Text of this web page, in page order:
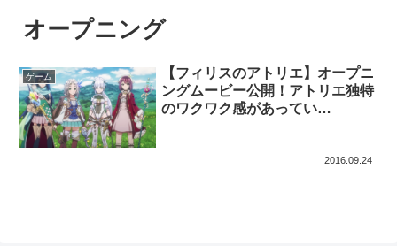
オープニング
ゲーム
【フィリスのアトリエ】オープニ
ングムービー公開！アトリエ独特
のワクワク感があってい
2016.09.24